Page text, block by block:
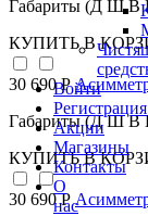
Войти
Регистрация
Акции
Магазины
Контакты
О
нас
Габариты (Д Ш В
КУПИТЬ В
30 690 Р
Габариты (Д Ш В
КУПИТЬ В
30 690 Р